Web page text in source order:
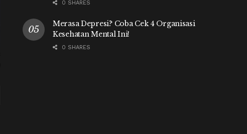
0 SHARES
Merasa Depresi? Coba Cek 4 Organisasi
Kesehatan Mental Ini!
0 SHARES